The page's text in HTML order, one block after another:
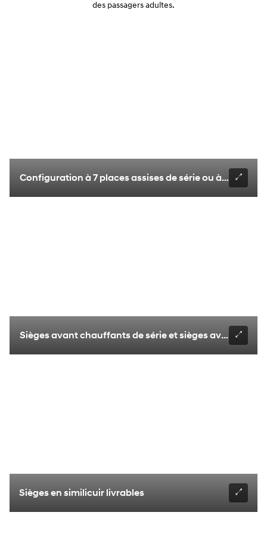
des passagers adultes.
Configuration à 7 places assises de série ou à 6
Sièges avant chauffants de série et sièges avant et de
Sièges en similicuir livrables